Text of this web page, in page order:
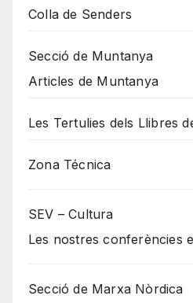
Colla de Senders
Secció de Muntanya
Articles de Muntanya
Les Tertulies dels Llibres
Zona Técnica
SEV – Cultura
Les nostres conferències
Secció de Marxa Nòrdica